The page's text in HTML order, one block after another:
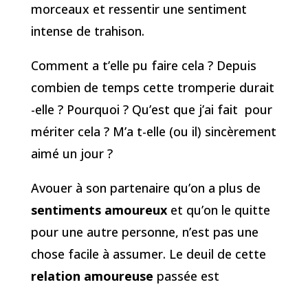
morceaux et ressentir une sentiment
intense de trahison.
Comment a t’elle pu faire cela ? Depuis
combien de temps cette tromperie durait
-elle ? Pourquoi ? Qu’est que j’ai fait pour
mériter cela ? M’a t-elle (ou il) sincèrement
aimé un jour ?
Avouer à son partenaire qu’on a plus de
sentiments amoureuxet qu’on le quitte
pour une autre personne, n’est pas une
chose facile à assumer. Le deuil de cette
relation amoureuse passée est